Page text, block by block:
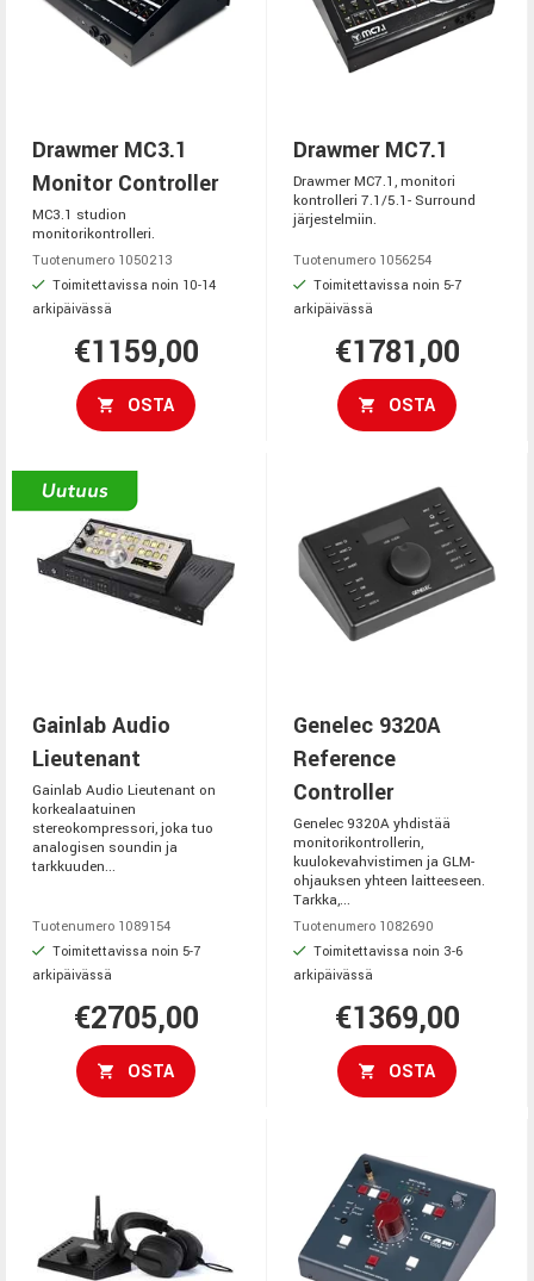
Drawmer MC3.1
Monitor Controller
MC3.1 studion
monitorikontrolleri.
Tuotenumero 1050213
Toimitettavissa noin 10-14
arkipäivässä
€1159,00
OSTA
Drawmer MC7.1
Drawmer MC7.1, monitori
kontrolleri 7.1/5.1- Surround
järjestelmiin.
Tuotenumero 1056254
Toimitettavissa noin 5-7
arkipäivässä
€1781,00
OSTA
Gainlab Audio
Lieutenant
Gainlab Audio Lieutenant on
korkealaatuinen
stereokompressori, joka tuo
analogisen soundin ja
tarkkuuden...
Tuotenumero 1089154
Toimitettavissa noin 5-7
arkipäivässä
€2705,00
OSTA
Genelec 9320A
Reference
Controller
Genelec 9320A yhdistää
monitorikontrollerin,
kuulokevahvistimen ja GLM-
ohjauksen yhteen laitteeseen.
Tarkka,...
Tuotenumero 1082690
Toimitettavissa noin 3-6
arkipäivässä
€1369,00
OSTA